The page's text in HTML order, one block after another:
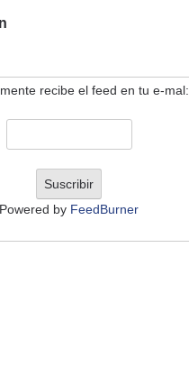
recibe el feed en tu e-mal:
Powered by FeedBurner